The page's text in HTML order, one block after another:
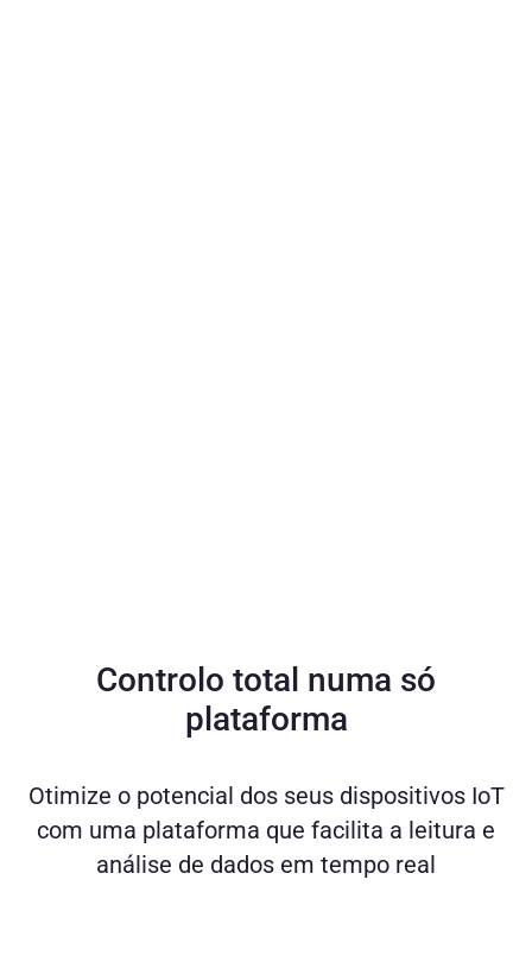
Controlo total numa só
plataforma
Otimize o potencial dos seus dispositivos IoT
com uma plataforma que facilita a leitura e
análise de dados em tempo real